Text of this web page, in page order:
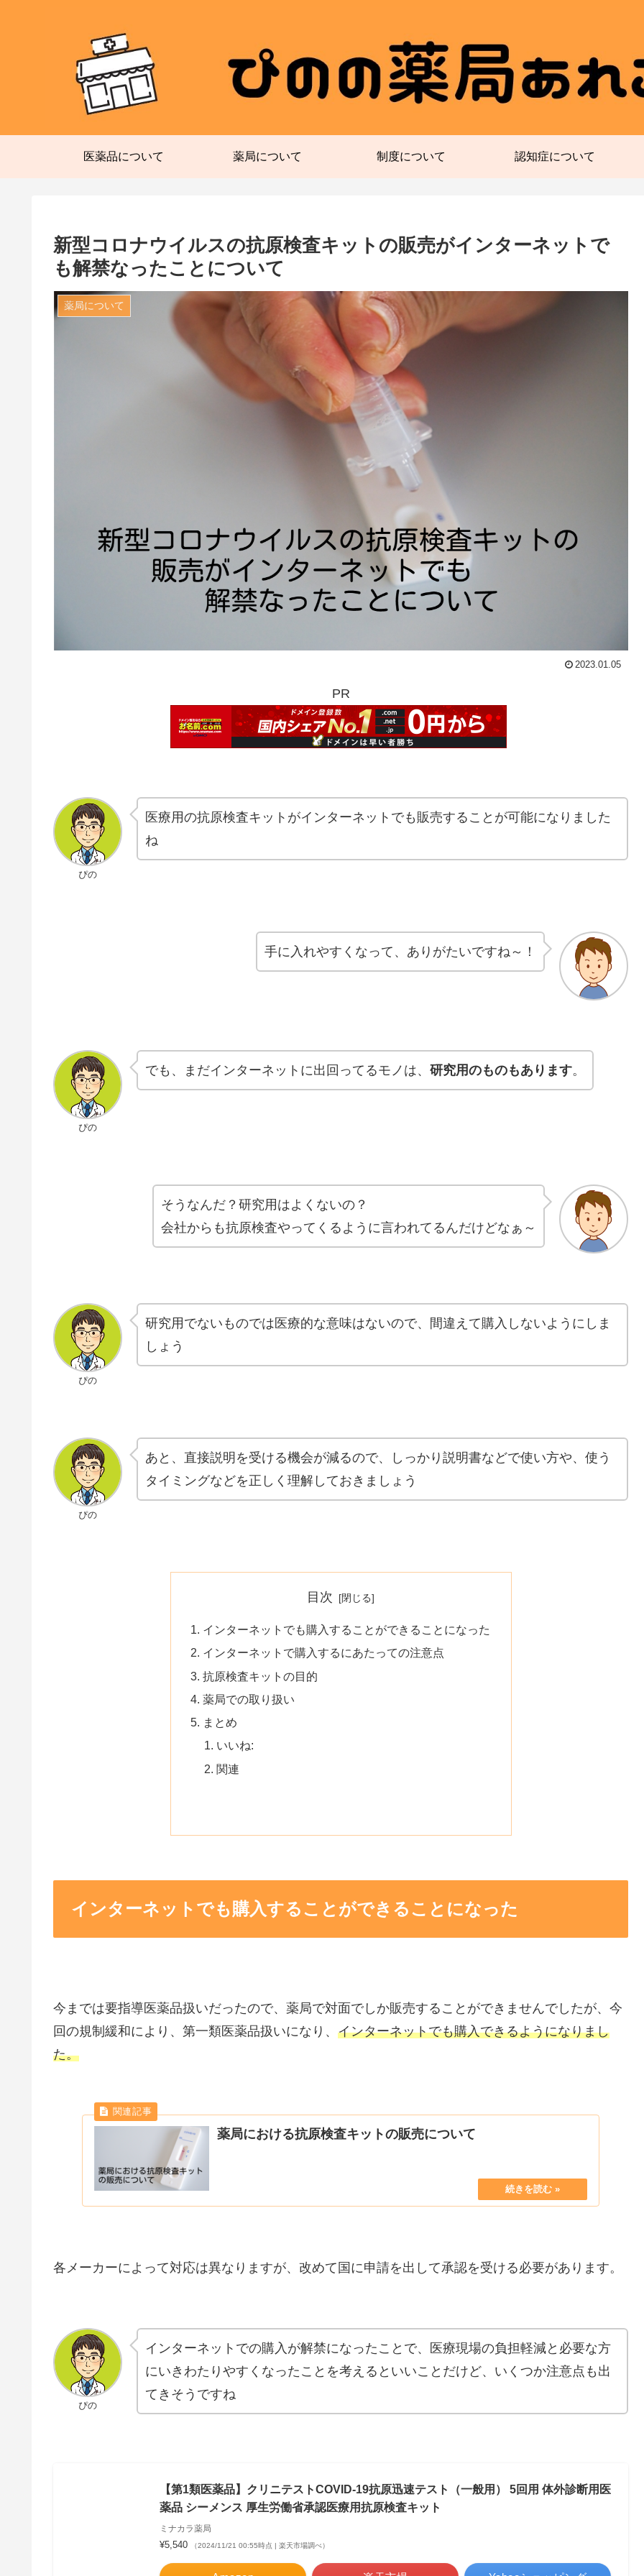
医薬品について 薬局について 制度について 認知症について
新型コロナウイルスの抗原検査キットの販売がインターネットで
も解禁なったことについて
薬局について
2023.01.05
PR
ぴの
医療用の抗原検査キットがインターネットでも販売することが可能になりました
ね
手に入れやすくなって、ありがたいですね～！
ぴの
でも、まだインターネットに出回ってるモノは、 研究用のものもあります。
そうなんだ？研究用はよくないの？
会社からも抗原検査やってくるように言われてるんだけどなぁ～
ぴの
研究用でないものでは医療的な意味はないので、間違えて購入しないようにしま
しょう
ぴの
あと、直接説明を受ける機会が減るので、しっかり説明書などで使い方や、使う
タイミングなどを正しく理解しておきましょう
目次
インターネットでも購入することができることになった
インターネットで購入するにあたっての注意点
抗原検査キットの目的
薬局での取り扱い
まとめ
いいね:
関連
インターネットでも購入することができることになった
今までは要指導医薬品扱いだったので、薬局で対面でしか販売することができませんでしたが、今
回の規制緩和により、第一類医薬品扱いになり、 インターネットでも購入できるようになりまし
た。
薬局における抗原検査キットの販売について
各メーカーによって対応は異なりますが、改めて国に申請を出して承認を受ける必要があります。
ぴの
インターネットでの購入が解禁になったことで、医療現場の負担軽減と必要な方
にいきわたりやすくなったことを考えるといいことだけど、いくつか注意点も出
てきそうですね
【第1類医薬品】クリニテストCOVID-19抗原迅速テスト（一般用） 5回用 体外診断用医
薬品 シーメンス 厚生労働省承認医療用抗原検査キット
ミナカラ薬局
¥5,540 （2024/11/21 00:55時点 | 楽天市場調べ）